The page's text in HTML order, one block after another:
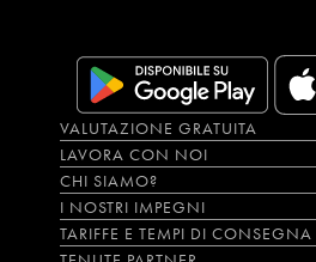
VALUTAZIONE GRATUITA
LAVORA CON NOI
CHI SIAMO?
I NOSTRI IMPEGNI
TARIFFE E TEMPI DI CONSEGNA